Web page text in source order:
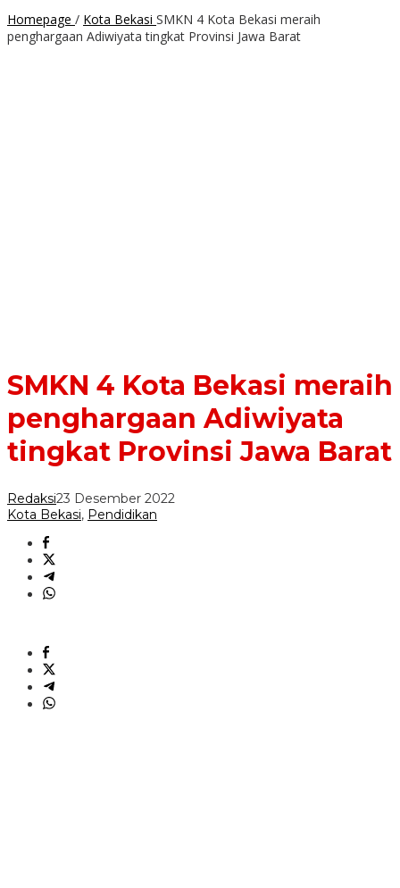
Homepage / Kota Bekasi SMKN 4 Kota Bekasi meraih
penghargaan Adiwiyata tingkat Provinsi Jawa Barat
SMKN 4 Kota Bekasi meraih
penghargaan Adiwiyata
tingkat Provinsi Jawa Barat
Redaksi23 Desember 2022
Kota Bekasi, Pendidikan